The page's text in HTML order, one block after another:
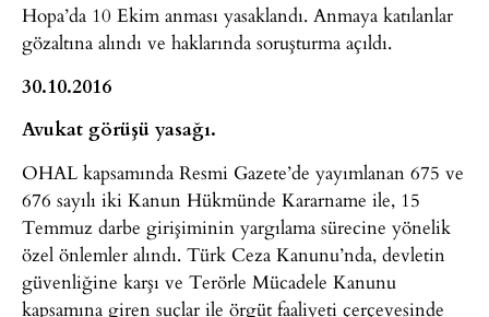
Hopa’da 10 Ekim anması yasaklandı. Anmaya katılanlar
gözaltına alındı ve haklarında soruşturma açıldı.
30.10.2016
Avukat görüşü yasağı.
OHAL kapsamında Resmi Gazete’de yayımlanan 675 ve
676 sayılı iki Kanun Hükmünde Kararname ile, 15
Temmuz darbe girişiminin yargılama sürecine yönelik
özel önlemler alındı. Türk Ceza Kanunu’nda, devletin
güvenliğine karşı ve Terörle Mücadele Kanunu
kapsamına giren suçlar ile örgüt faaliyeti çerçevesinde